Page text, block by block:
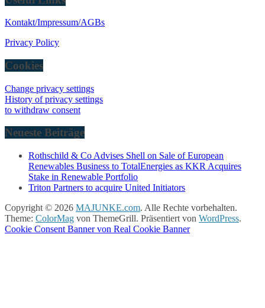
Kontakt/Impressum/AGBs
Privacy Policy
Cookies
Change privacy settings
History of privacy settings
to withdraw consent
Neueste Beiträge
Rothschild & Co Advises Shell on Sale of European
Renewables Business to TotalEnergies as KKR Acquires
Stake in Renewable Portfolio
Triton Partners to acquire United Initiators
Copyright © 2026 MAJUNKE.com. Alle Rechte vorbehalten.
Theme: ColorMag von ThemeGrill. Präsentiert von WordPress.
Cookie Consent Banner von Real Cookie Banner